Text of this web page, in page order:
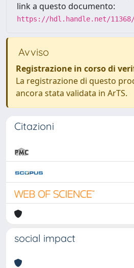
link a questo documento:
https://hdl.handle.net/11368/
Avviso
Registrazione in corso di
La registrazione di questo
ancora stata validata in ArTS.
Citazioni
social impact